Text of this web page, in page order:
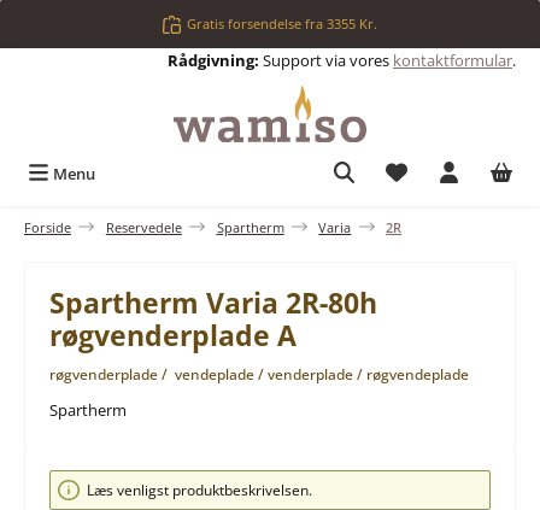
Gratis forsendelse fra 3355 Kr.
Rådgivning: Support via vores kontaktformular.
Menu Du har 0
Forside Reservedele Spartherm Varia 2R
Spartherm Varia 2R-80h
røgvenderplade A
røgvenderplade / vendeplade / venderplade / røgvendeplade
Spartherm
Spring over billedgalleri
Læs venligst produktbeskrivelsen.